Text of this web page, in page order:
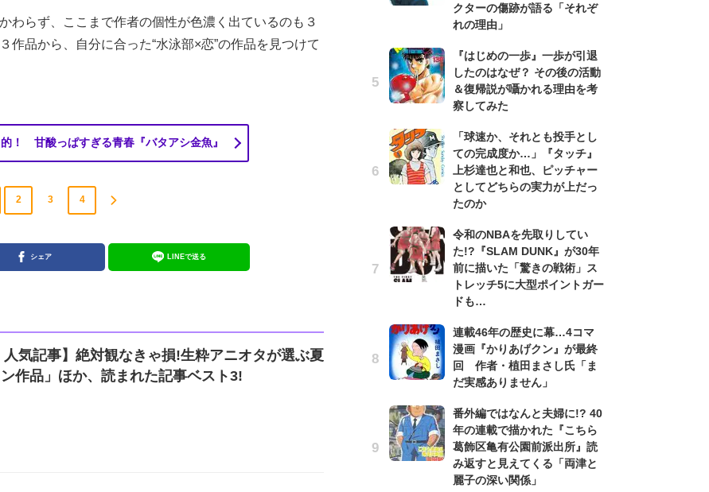
らず、ここまで作者の個性が色濃く出ているのも３
品から、自分に合った“水泳部×恋”の作品を見つけて
！ 甘酸っぱすぎる青春『バタアシ金魚』
2 3 4
シェア LINEで送る
人気記事】絶対観なきゃ損!生粋アニオタが選ぶ夏
作品」ほか、読まれた記事ベスト3!
クターの傷跡が語る「それぞ
れの理由」
『はじめの一歩』一歩が引退
したのはなぜ？ その後の活動
＆復帰説が囁かれる理由を考
察してみた
「球速か、それとも投手とし
ての完成度か…」『タッチ』
上杉達也と和也、ピッチャー
としてどちらの実力が上だっ
たのか
令和のNBAを先取りしてい
た!?『SLAM DUNK』が30年
前に描いた「驚きの戦術」ス
トレッチ5に大型ポイントガー
ドも…
連載46年の歴史に幕…4コマ
漫画『かりあげクン』が最終
回 作者・植田まさし氏「ま
だ実感ありません」
番外編ではなんと夫婦に!? 40
年の連載で描かれた『こちら
葛飾区亀有公園前派出所』読
み返すと見えてくる「両津と
麗子の深い関係」